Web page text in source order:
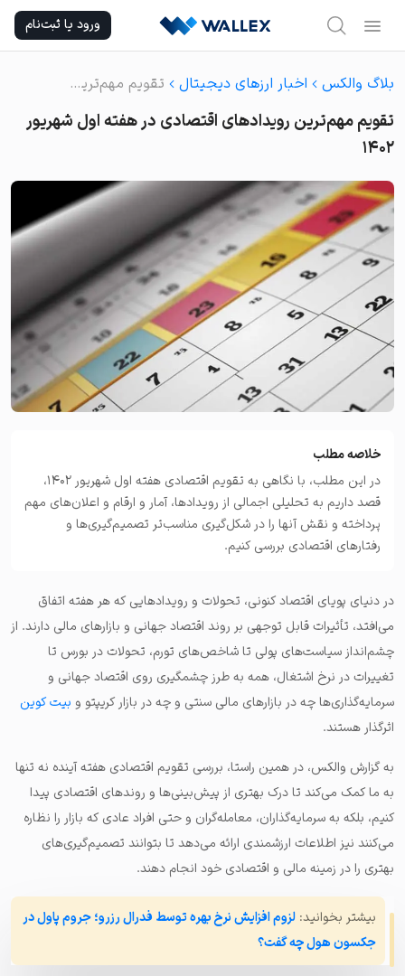
content
ورود یا ثبت‌نام
بلاگ والکس اخبار ارزهای دیجیتال تقویم مهم‌ترین رویدادهای اقتصادی در هفته اول شهریور ۱۴۰۲
تقویم مهم‌ترین رویدادهای اقتصادی در هفته اول شهریور
۱۴۰۲
خلاصه مطلب
در این مطلب، با نگاهی به تقویم اقتصادی هفته اول شهریور ۱۴۰۲،
قصد داریم به تحلیلی اجمالی از رویدادها، آمار و ارقام و اعلان‌های مهم
پرداخته و نقش آنها را در شکل‌گیری مناسب‌تر تصمیم‌گیری‌ها و
رفتارهای اقتصادی بررسی کنیم.
در دنیای پویای اقتصاد کنونی، تحولات و رویدادهایی که هر هفته اتفاق
می‌افتد، تأثیرات قابل توجهی بر روند اقتصاد جهانی و بازارهای مالی دارند. از
چشم‌انداز سیاست‌های پولی تا شاخص‌های تورم، تحولات در بورس تا
تغییرات در نرخ اشتغال، همه به طرز چشمگیری روی اقتصاد جهانی و
سرمایه‌گذاری‌ها چه در بازارهای مالی سنتی و چه در بازار کریپتو و بیت کوین
اثرگذار هستند.
به گزارش والکس، در همین راستا، بررسی تقویم اقتصادی هفته آینده نه تنها
به ما کمک می‌کند تا درک بهتری از پیش‌بینی‌ها و روندهای اقتصادی پیدا
کنیم، بلکه به سرمایه‌گذاران، معامله‌گران و حتی افراد عادی که بازار را نظاره
می‌کنند نیز اطلاعات ارزشمندی ارائه می‌دهد تا بتوانند تصمیم‌گیری‌های
بهتری را در زمینه مالی و اقتصادی خود انجام دهند.
بیشتر بخوانید: لزوم افزایش نرخ بهره توسط فدرال رزرو؛ جروم پاول در
جکسون هول چه گفت؟